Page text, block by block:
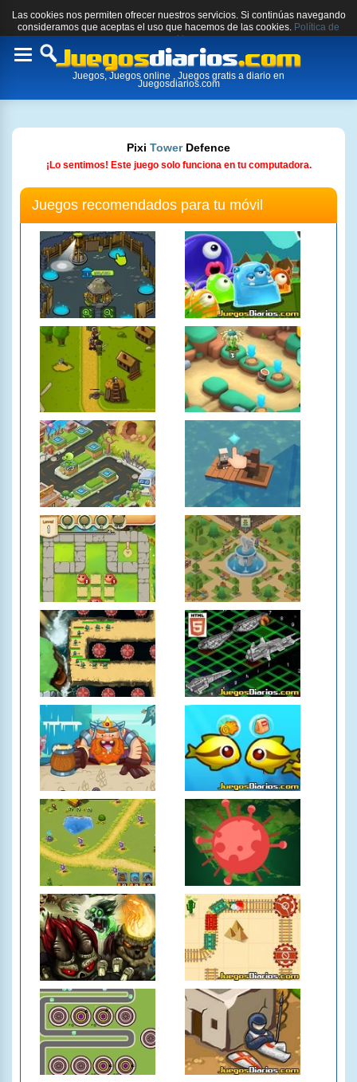
Las cookies nos permiten ofrecer nuestros servicios. Si continúas navegando
consideramos que aceptas el uso que hacemos de las cookies. Política de
cookies.
Toggle
Juegos, Juegos online , Juegos gratis a diario en
Juegosdiarios.com
Pixi TowerDefence
¡Lo sentimos! Este juego solo funciona en tu computadora.
Juegos recomendados para tu móvil